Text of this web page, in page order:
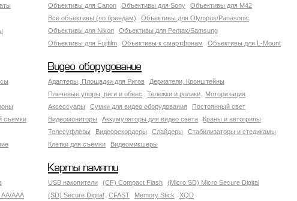
Объективы для Canon Объективы для Sony
Объективы для M42
Все объективы (по брендам)
Объективы для Olympus/Panasonic
Объективы для Nikon
Объективы для Pentax/Samsung
Объективы для Fujifilm
Объективы к смартфонам Объективы для L-Mount
съемки
Видео оборудование
Адаптеры, Площадки для Ригов
Держатели, Кронштейны
Плечевые упоры, риги и обвес
Тележки и ролики
Моторизация
Аксессуары
Сумки для видео оборудования
Постоянный свет
Видеомониторы
Аккумуляторы для видео света
Краны и автогрипы
Телесуфлеры
Видеорекордеры Слайдеры
Стабилизаторы и стедикамы
Клетки для съёмки
Видеомикшеры
AAA
Карты памяти
USB накопители (CF) Compact Flash
(Micro SD) Micro Secure Digital
(SD) Secure Digital
CFAST Memory Stick
XQD